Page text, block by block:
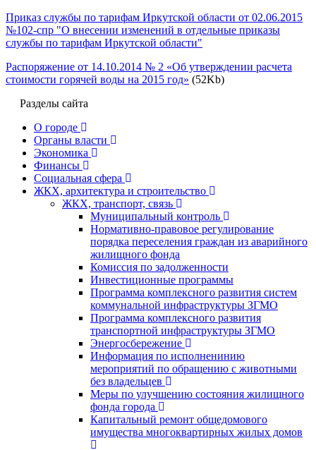
Приказ службы по тарифам Иркутской области от 02.06.2015
№102-спр "О внесении изменений в отдельные приказы
службы по тарифам Иркутской области"
Распоряжение от 14.10.2014 № 2 «Об утверждении расчета
стоимости горячей воды на 2015 год» (52Kb)
Разделы сайта
О городе
Органы власти
Экономика
Финансы
Социальная сфера
ЖКХ, архитектура и строительство
ЖКХ, транспорт, связь
Муниципальный контроль
Нормативно-правовое регулирование
порядка переселения граждан из аварийного
жилищного фонда
Комиссия по задолженности
Инвестиционные программы
Программа комплексного развития систем
коммунальной инфраструктуры ЗГМО
Программа комплексного развития
транспортной инфраструктуры ЗГМО
Энергосбережение
Информация по исполненинию
мероприятий по обращению с животными
без владельцев
Меры по улучшению состояния жилищного
фонда города
Капитальный ремонт общедомового
имущества многоквартирных жилых домов